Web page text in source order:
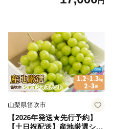
富良野 メロン めろん 果物 く
山梨県笛吹市
【2026年発送★先行予約】
【土日祝配送】産地厳選シャ